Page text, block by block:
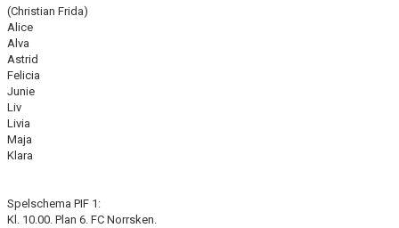
(Christian Frida)
Alice
Alva
Astrid
Felicia
Junie
Liv
Livia
Maja
Klara
Spelschema PIF 1:
Kl. 10.00. Plan 6. FC Norrsken.